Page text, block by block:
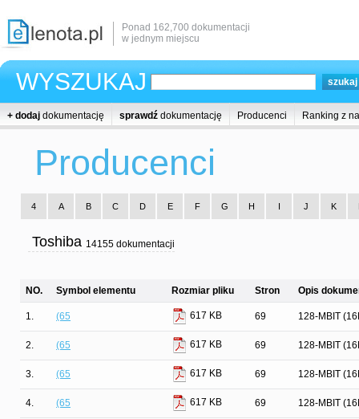
Ponad 162,700 dokumentacji
w jednym miejscu
WYSZUKAJ
+ dodaj dokumentację sprawdź dokumentację Producenci Ranking z
Producenci
4 A B C D E F G H I J K
Toshiba 14155 dokumentacji
NO. Symbol elementu Rozmiar pliku Stron Opis
1. (65 617 KB 69 128-MBIT
2. (65 617 KB 69 128-MBIT
3. (65 617 KB 69 128-MBIT
4. (65 617 KB 69 128-MBIT